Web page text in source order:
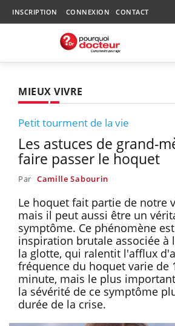
INSCRIPTION CONNEXION CONTACT
MIEUX VIVRE
Petit tourment de la vie
Les astuces de grand-
faire passer le hoquet
Par Camille Sabourin
Le hoquet fait partie de notre
mais il peut aussi être un
symptôme. Ce phénomène
inspiration brutale associée à
la glotte, qui ralentit l'afflux
fréquence du hoquet varie de
minute, mais le plus
la sévérité de ce symptôme
durée de la crise.